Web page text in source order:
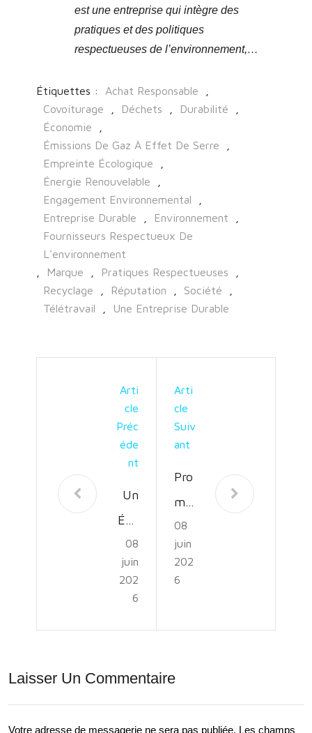
est une entreprise qui intègre des
pratiques et des politiques
respectueuses de l’environnement,…
Étiquettes : Achat Responsable
Covoiturage
Déchets Durabilité
Économie
Émissions De Gaz À Effet De Serre
Empreinte Écologique
Énergie Renouvelable
Engagement Environnemental
Entreprise Durable
Environnement
Fournisseurs Respectueux De
L'environnement
Marque Pratiques Respectueuses
Recyclage
Réputation Société
Télétravail
Une Entreprise Durable
Arti
Cle
Préc
Éde
Nt
Un
Évé
ne
me
nt
08
juin
202
6
Arti
Cle
Suiv
Ant
Pro
mo
uvoi
r le
Dév
ppe
nt
Dur
able
08
juin
202
6
Laisser Un Commentaire
Votre adresse de messagerie ne sera pas publiée. Les champs